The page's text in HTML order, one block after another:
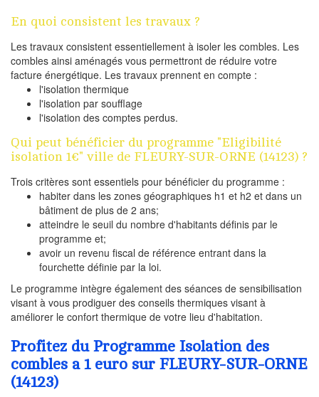
En quoi consistent les travaux ?
Les travaux consistent essentiellement à isoler les combles. Les
combles ainsi aménagés vous permettront de réduire votre
facture énergétique. Les travaux prennent en compte :
l'isolation thermique
l'isolation par soufflage
l'isolation des comptes perdus.
Qui peut bénéficier du programme "Eligibilité
isolation 1€" ville de FLEURY-SUR-ORNE (14123) ?
Trois critères sont essentiels pour bénéficier du programme :
habiter dans les zones géographiques h1 et h2 et dans un
bâtiment de plus de 2 ans;
atteindre le seuil du nombre d'habitants définis par le
programme et;
avoir un revenu fiscal de référence entrant dans la
fourchette définie par la loi.
Le programme intègre également des séances de sensibilisation
visant à vous prodiguer des conseils thermiques visant à
améliorer le confort thermique de votre lieu d'habitation.
Profitez du Programme Isolation des
combles a 1 euro sur FLEURY-SUR-ORNE
(14123)